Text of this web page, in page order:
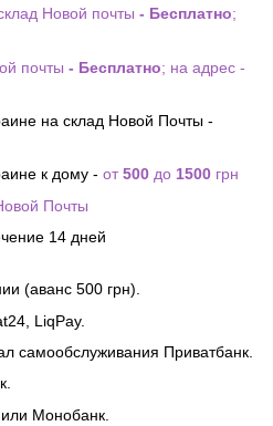
Новой почты - Бесплатно;
почты - Бесплатно; на адрес -
на склад Новой Почты -
к дому - от500 до 1500 грн
Почты
14 дней
(аванс 500 грн).
LiqPay.
самообслуживания Приватбанк.
Монобанк.